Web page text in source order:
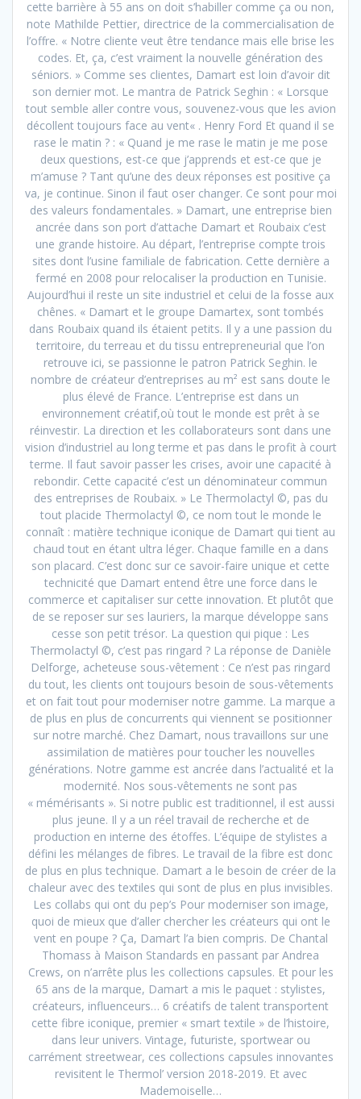
cette barrière à 55 ans on doit s’habiller comme ça ou non,
note Mathilde Pettier, directrice de la commercialisation de
l’offre. « Notre cliente veut être tendance mais elle brise les
codes. Et, ça, c’est vraiment la nouvelle génération des
séniors. » Comme ses clientes, Damart est loin d’avoir dit
son dernier mot. Le mantra de Patrick Seghin : « Lorsque
tout semble aller contre vous, souvenez-vous que les avion
décollent toujours face au vent« . Henry Ford Et quand il se
rase le matin ? : « Quand je me rase le matin je me pose
deux questions, est-ce que j’apprends et est-ce que je
m’amuse ? Tant qu’une des deux réponses est positive ça
va, je continue. Sinon il faut oser changer. Ce sont pour moi
des valeurs fondamentales. » Damart, une entreprise bien
ancrée dans son port d’attache Damart et Roubaix c’est
une grande histoire. Au départ, l’entreprise compte trois
sites dont l’usine familiale de fabrication. Cette dernière a
fermé en 2008 pour relocaliser la production en Tunisie.
Aujourd’hui il reste un site industriel et celui de la fosse aux
chênes. « Damart et le groupe Damartex, sont tombés
dans Roubaix quand ils étaient petits. Il y a une passion du
territoire, du terreau et du tissu entrepreneurial que l’on
retrouve ici, se passionne le patron Patrick Seghin. le
nombre de créateur d’entreprises au m² est sans doute le
plus élevé de France. L’entreprise est dans un
environnement créatif,où tout le monde est prêt à se
réinvestir. La direction et les collaborateurs sont dans une
vision d’industriel au long terme et pas dans le profit à court
terme. Il faut savoir passer les crises, avoir une capacité à
rebondir. Cette capacité c’est un dénominateur commun
des entreprises de Roubaix. » Le Thermolactyl ©, pas du
tout placide Thermolactyl ©, ce nom tout le monde le
connaît : matière technique iconique de Damart qui tient au
chaud tout en étant ultra léger. Chaque famille en a dans
son placard. C’est donc sur ce savoir-faire unique et cette
technicité que Damart entend être une force dans le
commerce et capitaliser sur cette innovation. Et plutôt que
de se reposer sur ses lauriers, la marque développe sans
cesse son petit trésor. La question qui pique : Les
Thermolactyl ©, c’est pas ringard ? La réponse de Danièle
Delforge, acheteuse sous-vêtement : Ce n’est pas ringard
du tout, les clients ont toujours besoin de sous-vêtements
et on fait tout pour moderniser notre gamme. La marque a
de plus en plus de concurrents qui viennent se positionner
sur notre marché. Chez Damart, nous travaillons sur une
assimilation de matières pour toucher les nouvelles
générations. Notre gamme est ancrée dans l’actualité et la
modernité. Nos sous-vêtements ne sont pas
« mémérisants ». Si notre public est traditionnel, il est aussi
plus jeune. Il y a un réel travail de recherche et de
production en interne des étoffes. L’équipe de stylistes a
défini les mélanges de fibres. Le travail de la fibre est donc
de plus en plus technique. Damart a le besoin de créer de la
chaleur avec des textiles qui sont de plus en plus invisibles.
Les collabs qui ont du pep’s Pour moderniser son image,
quoi de mieux que d’aller chercher les créateurs qui ont le
vent en poupe ? Ça, Damart l’a bien compris. De Chantal
Thomass à Maison Standards en passant par Andrea
Crews, on n’arrête plus les collections capsules. Et pour les
65 ans de la marque, Damart a mis le paquet : stylistes,
créateurs, influenceurs… 6 créatifs de talent transportent
cette fibre iconique, premier « smart textile » de l’histoire,
dans leur univers. Vintage, futuriste, sportwear ou
carrément streetwear, ces collections capsules innovantes
revisitent le Thermol’ version 2018-2019. Et avec
Mademoiselle…